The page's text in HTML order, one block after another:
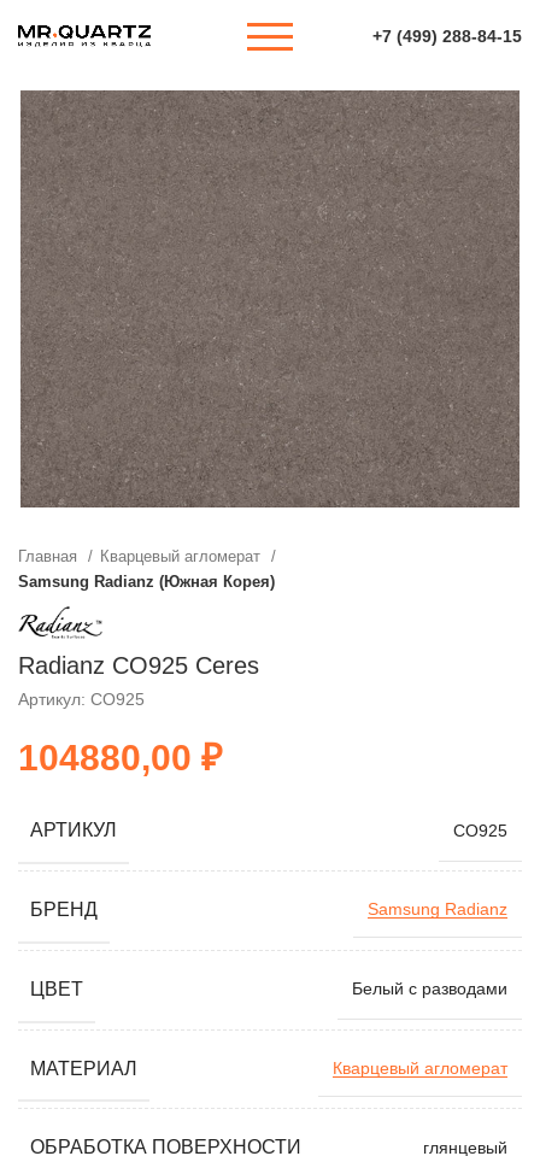
+7 (499) 288-84-15
Главная
Кварцевый агломерат
Samsung Radianz (Южная Корея)
Radianz CO925 Ceres
Артикул: CO925
₽
АРТИКУЛ CO925
БРЕНД Samsung Radianz
ЦВЕТ Белый с разводами
МАТЕРИАЛ Кварцевый агломерат
ОБРАБОТКА ПОВЕРХНОСТИ глянцевый